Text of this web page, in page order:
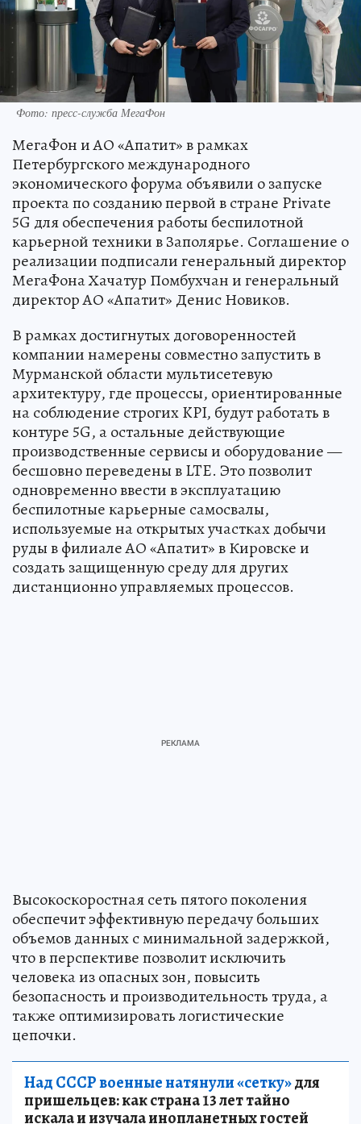
Фото: пресс-служба МегаФон
МегаФон и АО «Апатит» в рамках
Петербургского международного
экономического форума объявили о запуске
проекта по созданию первой в стране Private
5G для обеспечения работы беспилотной
карьерной техники в Заполярье. Соглашение о
реализации подписали генеральный директор
МегаФона Хачатур Помбухчан и генеральный
директор АО «Апатит» Денис Новиков.
В рамках достигнутых договоренностей
компании намерены совместно запустить в
Мурманской области мультисетевую
архитектуру, где процессы, ориентированные
на соблюдение строгих KPI, будут работать в
контуре 5G, а остальные действующие
производственные сервисы и оборудование —
бесшовно переведены в LTE. Это позволит
одновременно ввести в эксплуатацию
беспилотные карьерные самосвалы,
используемые на открытых участках добычи
руды в филиале АО «Апатит» в Кировске и
создать защищенную среду для других
дистанционно управляемых процессов.
Высокоскоростная сеть пятого поколения
обеспечит эффективную передачу больших
объемов данных с минимальной задержкой,
что в перспективе позволит исключить
человека из опасных зон, повысить
безопасность и производительность труда, а
также оптимизировать логистические
цепочки.
Над СССР военные натянули «сетку»для
пришельцев: как страна 13 лет тайно
искала и изучала инопланетных гостей